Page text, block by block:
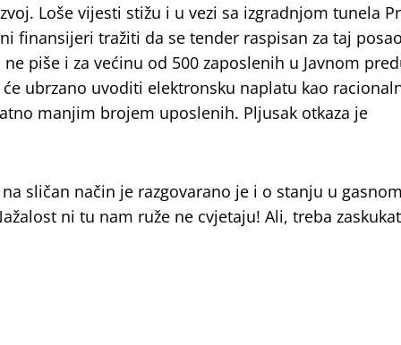
Loše vijesti stižu i u vezi sa izgradnjom tunela
finansijeri tražiti da se tender raspisan za taj posao
piše i za većinu od 500 zaposlenih u Javnom
ubrzano uvoditi elektronsku naplatu kao
manjim brojem uposlenih. Pljusak otkaza je
sličan način je razgovarano je i o stanju u
ni tu nam ruže ne cvjetaju! Ali, treba